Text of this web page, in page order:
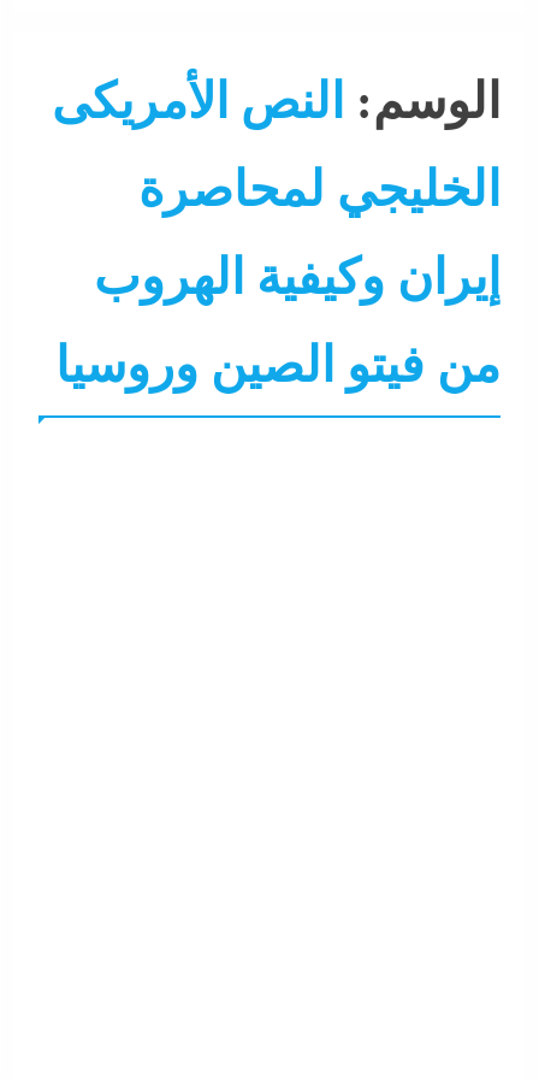
الوسم: النص الأمريكى
الخليجي لمحاصرة
إيران وكيفية الهروب
من فيتو الصين وروسيا
ألبومات التحليل اللحظي الشرق الأوسط جاءنا الآن
ملفات عسكرية نشرة الأخبار نشرة لايف